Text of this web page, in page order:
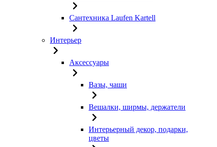
Сантехника Laufen Kartell
Интерьер
Аксессуары
Вазы, чаши
Вешалки, ширмы, держатели
Интерьерный декор, подарки,
цветы